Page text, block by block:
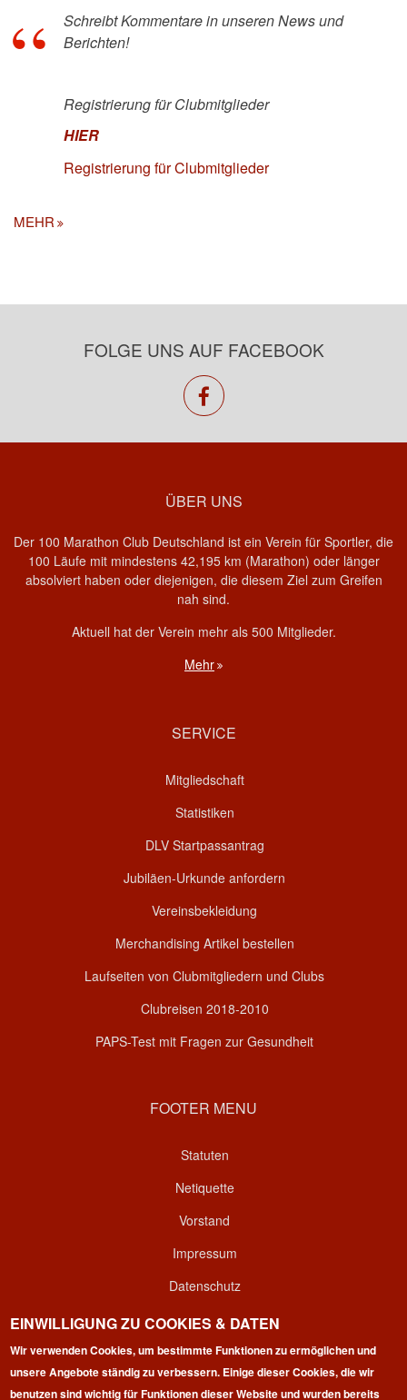
Schreibt Kommentare in unseren News und
Berichten!
Registrierung für Clubmitglieder
HIER
Registrierung für Clubmitglieder
MEHR
FOLGE UNS AUF FACEBOOK
facebook
ÜBER UNS
Der 100 Marathon Club Deutschland ist ein Verein für Sportler, die
100 Läufe mit mindestens 42,195 km (Marathon) oder länger
absolviert haben oder diejenigen, die diesem Ziel zum Greifen
nah sind.
Aktuell hat der Verein mehr als 500 Mitglieder.
Mehr
SERVICE
Mitgliedschaft
Statistiken
DLV Startpassantrag
Jubiläen-Urkunde anfordern
Vereinsbekleidung
Merchandising Artikel bestellen
Laufseiten von Clubmitgliedern und Clubs
Clubreisen 2018-2010
PAPS-Test mit Fragen zur Gesundheit
FOOTER MENU
Statuten
Netiquette
Vorstand
Impressum
Datenschutz
Kontakt
Login
EINWILLIGUNG ZU COOKIES & DATEN
Wir verwenden Cookies, um bestimmte Funktionen zu ermöglichen und
unsere Angebote ständig zu verbessern. Einige dieser Cookies, die wir
benutzen sind wichtig für Funktionen dieser Website und wurden bereits